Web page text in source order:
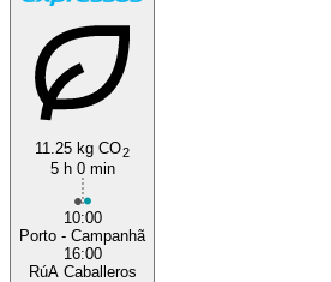
11.25 kg CO2
5 h 0 min
10:00
Porto - Campanhã
16:00
RúA Caballeros